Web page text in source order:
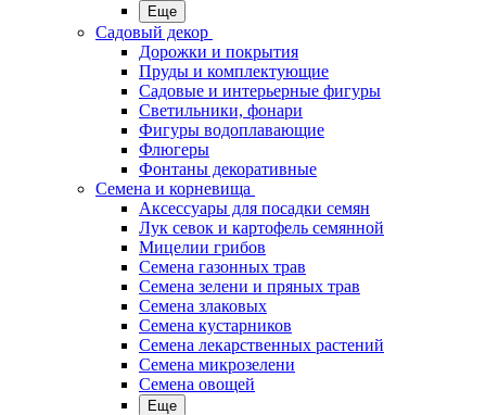
Еще
Садовый декор
Дорожки и покрытия
Пруды и комплектующие
Садовые и интерьерные фигуры
Светильники, фонари
Фигуры водоплавающие
Флюгеры
Фонтаны декоративные
Семена и корневища
Аксессуары для посадки семян
Лук севок и картофель семянной
Мицелии грибов
Семена газонных трав
Семена зелени и пряных трав
Семена злаковых
Семена кустарников
Семена лекарственных растений
Семена микрозелени
Семена овощей
Еще